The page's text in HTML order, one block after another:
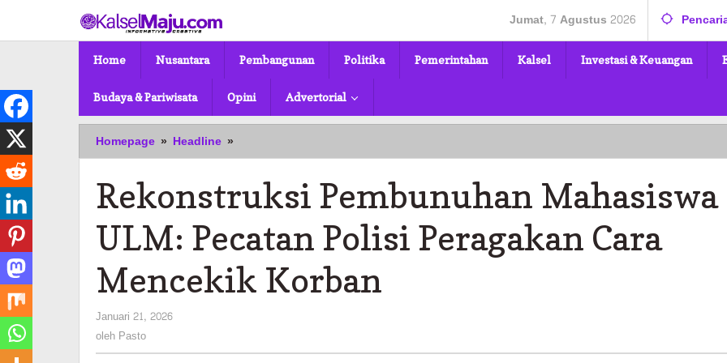
konten
Jumat, 7 Agustus 2026
Home Nusantara Pembangunan Politika Pemerintahan Kalsel Investasi & Keuangan
Budaya & Pariwisata Opini Advertorial
Homepage » Headline »
Pembunuhan
ULM:
Pecatan
Peragakan
Mencekik
Korban
Rekonstruksi Pembunuhan Mahasiswa
ULM: Pecatan Polisi Peragakan Cara
Mencekik Korban
Januari 21, 2026
oleh Pasto